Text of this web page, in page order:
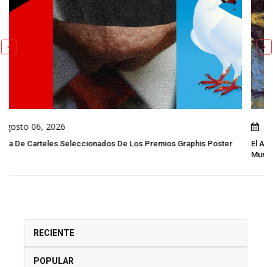
Graphis Poster
El Arte Moderno: Ruptura, Experimentación Y Nuevas
RECIENTE
POPULAR